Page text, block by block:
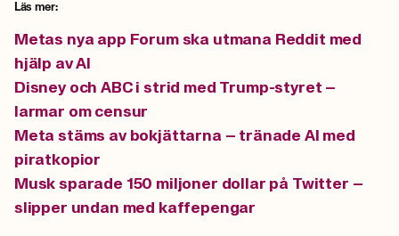
Läs mer:
Metas nya app Forum ska utmana Reddit med
hjälp av AI
Disney och ABC i strid med Trump-styret –
larmar om censur
Meta stäms av bokjättarna – tränade AI med
piratkopior
Musk sparade 150 miljoner dollar på Twitter –
slipper undan med kaffepengar